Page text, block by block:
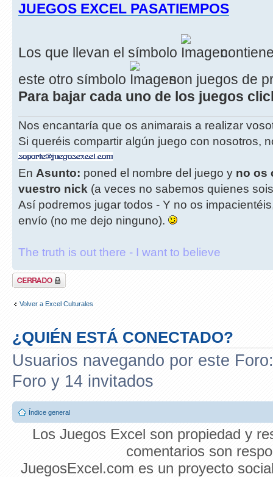
JUEGOS EXCEL PASATIEMPOS
Los que llevan el símbolo
este otro símbolo
son juegos de
Para bajar cada uno de los juegos
Nos encantaría que os animarais a realizar
Si queréis compartir algún juego con nosotros,
En Asunto: poned el nombre del juego y no os
vuestro nick (a veces no sabemos quienes
Así podremos jugar todos - Y no os
envío (no me dejo ninguno).
The truth is out there - I want to believe
Tema cerrado
Volver a Excel Culturales
¿QUIÉN ESTÁ CONECTADO?
Usuarios navegando por este
Foro y 14 invitados
Índice general
Los Juegos Excel son propiedad y
comentarios son
JuegosExcel.com es un proyecto